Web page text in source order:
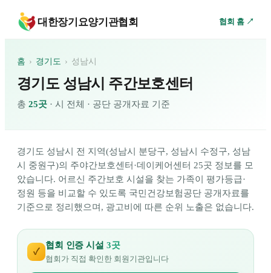
대한장기요양기관협회 협회 홈 ↗
홈 › 경기도 › 성남시
경기도 성남시 주간보호센터
총 25곳 · 시 전체 · 공단 공개자료 기준
경기도 성남시 전 지역(성남시 분당구, 성남시 수정구, 성남
시 중원구)의 주야간보호센터·데이케어센터 25곳 정보를 모
았습니다. 어르신 주간보호 시설을 찾는 가족이 평가등급·
정원 등을 비교할 수 있도록 국민건강보험공단 공개자료를
기준으로 정리했으며, 광고비에 따른 순위 노출은 없습니다.
✓
협회 인증 시설 3곳
협회가 직접 확인한 회원기관입니다